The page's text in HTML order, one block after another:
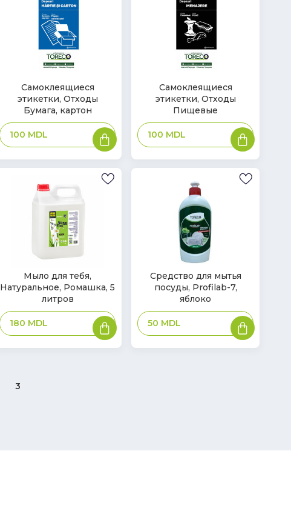
наличии
Самоклеящиеся
этикетки, Отходы
Бумага, картон
100 MDL В
корзину
наличии
Самоклеящиеся
этикетки, Отходы
Пищевые
100 MDL В
корзину
наличии
Мыло для тебя,
Натуральное, Ромашка, 5
литров
180 MDL В
корзину
наличии
Средство для мытья
посуды, Profilab-7,
яблоко
50 MDL В
корзину
3